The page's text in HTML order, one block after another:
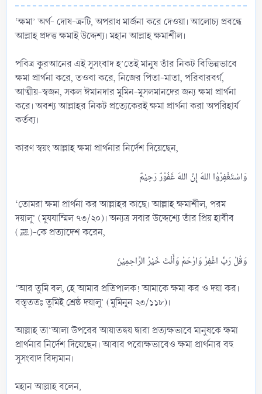
‘ক্ষমা’ অর্থ- দোষ-ত্রুটি, অপরাধ মার্জনা করে দেওয়া। আলোচ্য প্রবন্ধে
আল্লাহ প্রদত্ত ক্ষমাই উদ্দেশ্য। মহান আল্লাহ ক্ষমাশীল।
পবিত্র কুরআনের এই সুসংবাদ হ’তেই মানুষ তাঁর নিকট বিভিন্নভাবে
ক্ষমা প্রার্থনা করে, তওবা করে, নিজের পিতা-মাতা, পরিবারবর্গ,
আত্মীয়-স্বজন, সকল ঈমানদার মুমিন-মুসলমানদের জন্য ক্ষমা প্রার্থনা
করে। অবশ্য আল্লাহর নিকট প্রত্যেকেরই ক্ষমা প্রার্থনা করা অপরিহার্য
কর্তব্য।
কারণ স্বয়ং আল্লাহ ক্ষমা প্রার্থনার নির্দেশ দিয়েছেন,
‘তোমরা ক্ষমা প্রার্থনা কর আল্লাহর কাছে। আল্লাহ ক্ষমাশীল, পরম
দয়ালু’ (মুযযাম্মিল ৭৩/২০)। অন্যত্র সবার উদ্দেশ্যে তাঁর প্রিয় হাবীব
(ﷺ)-কে প্রত্যাদেশ করেন,
‘আর তুমি বল, হে আমার প্রতিপালক! আমাকে ক্ষমা কর ও দয়া কর।
বস্ত্ততঃ তুমিই শ্রেষ্ঠ দয়ালু’ (মুমিনূন ২৩/১১৮)।
আল্লাহ তা‘আলা উপরের আয়াতদ্বয় দ্বারা প্রত্যক্ষভাবে মানুষকে ক্ষমা
প্রার্থনার নির্দেশ দিয়েছেন। আবার পরোক্ষভাবেও ক্ষমা প্রার্থনার বহু
সুসংবাদ বিদ্যমান।
মহান আল্লাহ বলেন,